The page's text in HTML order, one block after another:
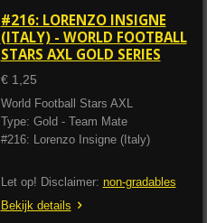
#216: LORENZO INSIGNE
(ITALY) - WORLD FOOTBALL
STARS AXL GOLD SERIES
€ 1,25
World Football Stars AXL
Type: Gold - Team Mate
#216: Lorenzo Insigne (Italy)
Let op! Disclaimer: non-gradables
Bekijk details